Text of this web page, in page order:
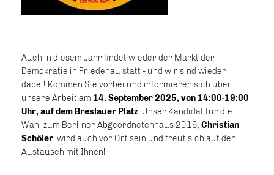
Auch in diesem Jahr findet wieder der Markt der
Demokratie in Friedenau statt - und wir sind wieder
dabei! Kommen Sie vorbei und informieren sich über
unsere Arbeit am 14. September 2025, von 14:00-19:00
Uhr, auf dem Breslauer Platz. Unser Kandidat für die
Wahl zum Berliner Abgeordnetenhaus 2016, Christian
Schöler, wird auch vor Ort sein und freut sich auf den
Austausch mit Ihnen!